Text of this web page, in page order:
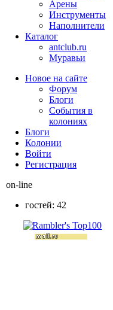
Арены
Инструменты
Наполнители
Каталог
antclub.ru
Муравьи
Новое на сайте
Форум
Блоги
События в
колониях
Блоги
Колонии
Войти
Peгиcтpaция
on-line
гостей: 42